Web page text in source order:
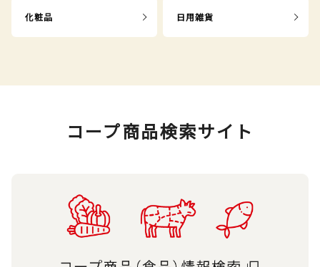
化粧品 日用雑貨
コープ商品検索サイト